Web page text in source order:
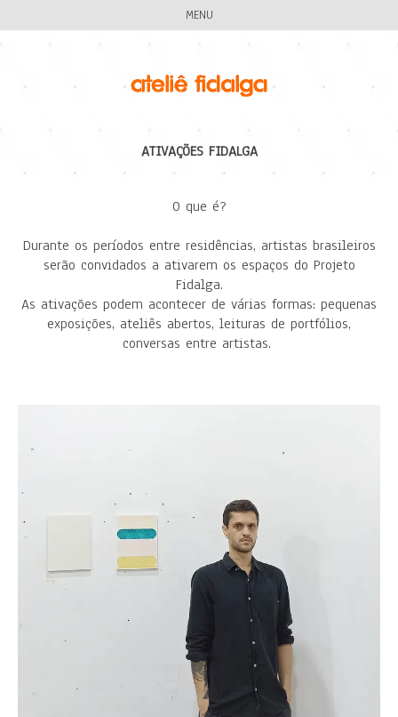
MENU
ATIVAÇÕES FIDALGA
O que é?
Durante os períodos entre residências, artistas brasileiros
serão convidados a ativarem os espaços do Projeto
Fidalga.
As ativações podem acontecer de várias formas: pequenas
exposições, ateliês abertos, leituras de portfólios,
conversas entre artistas.